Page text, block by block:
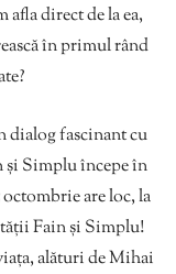
afla direct de la ea,
în primul rând
dialog fascinant cu
și Simplu începe în
are loc, la
Fain și Simplu!
alături de Mihai